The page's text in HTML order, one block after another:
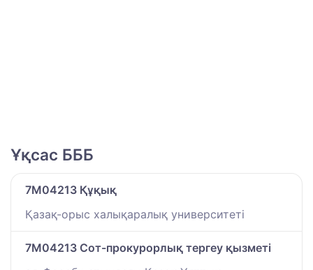
Ұқсас БББ
7M04213 Құқық
Қазақ-орыс халықаралық университеті
7M04213 Сот-прокурорлық тергеу қызметі